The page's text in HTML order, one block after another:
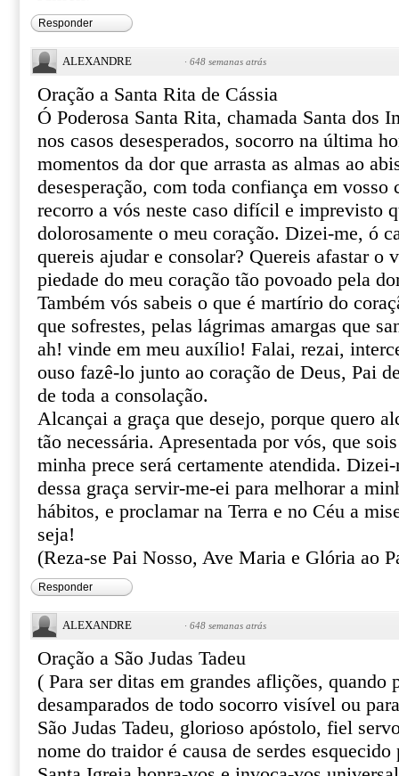
Responder
ALEXANDRE · 648 semanas atrás
Oração a Santa Rita de Cássia
Ó Poderosa Santa Rita, chamada Santa dos
nos casos desesperados, socorro na última
momentos da dor que arrasta as almas ao
desesperação, com toda confiança em vosso
recorro a vós neste caso difícil e imprevisto
dolorosamente o meu coração. Dizei-me, ó
quereis ajudar e consolar? Quereis afastar o
piedade do meu coração tão povoado pela
Também vós sabeis o que é martírio do
que sofrestes, pelas lágrimas amargas que
ah! vinde em meu auxílio! Falai, rezai,
ouso fazê-lo junto ao coração de Deus, Pai
de toda a consolação.
Alcançai a graça que desejo, porque quero
tão necessária. Apresentada por vós, que
minha prece será certamente atendida.
dessa graça servir-me-ei para melhorar a
hábitos, e proclamar na Terra e no Céu a
seja!
(Reza-se Pai Nosso, Ave Maria e Glória ao
Responder
ALEXANDRE · 648 semanas atrás
Oração a São Judas Tadeu
( Para ser ditas em grandes aflições, quando
desamparados de todo socorro visível ou
São Judas Tadeu, glorioso apóstolo, fiel
nome do traidor é causa de serdes